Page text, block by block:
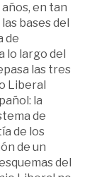
en tan
bases del
de
lo largo del
las tres
Liberal
la
de
de los
de un
del